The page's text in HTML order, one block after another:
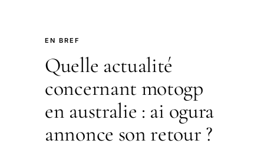
EN BREF
Quelle actualité
concernant motogp
en australie : ai ogura
annonce son retour ?